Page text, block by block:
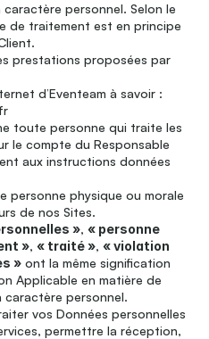
personnel. Selon le
de traitement est en principe
prestations proposées par
d’Eventeam à savoir :
toute personne qui traite les
le compte du Responsable
aux instructions données
personne physique ou morale
de nos Sites.
», « personne
», « traité », « violation
» ont la même signification
Applicable en matière de
personnel.
vos Données personnelles
permettre la réception,